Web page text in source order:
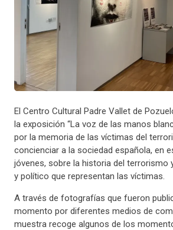
El Centro Cultural Padre Vallet de
la exposición “La voz de las manos
por la memoria de las víctimas del
concienciar a la sociedad española, en
jóvenes, sobre la historia del terrorismo
y político que representan las víctimas.
A través de fotografías que fueron
momento por diferentes medios de
muestra recoge algunos de los